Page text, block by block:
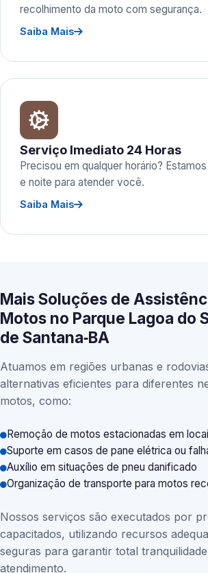
recolhimento da moto com segurança.
Saiba Mais
Serviço Imediato 24 Horas
Precisou em qualquer horário?
e noite para atender você.
Saiba Mais
Mais Soluções de
Motos no Parque Lagoa do
de Santana‑BA
Atuamos em regiões urbanas e
alternativas eficientes para diferentes
motos, como:
Remoção de motos estacionadas em
Suporte em casos de pane elétrica ou
Auxílio em situações de pneu danificado
Organização de transporte para motos
Nossos serviços são executados por
capacitados, utilizando recursos
seguras para garantir total
atendimento.